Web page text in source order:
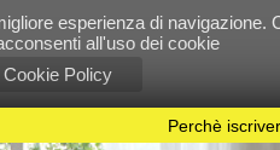
Chiudendo questo banner,